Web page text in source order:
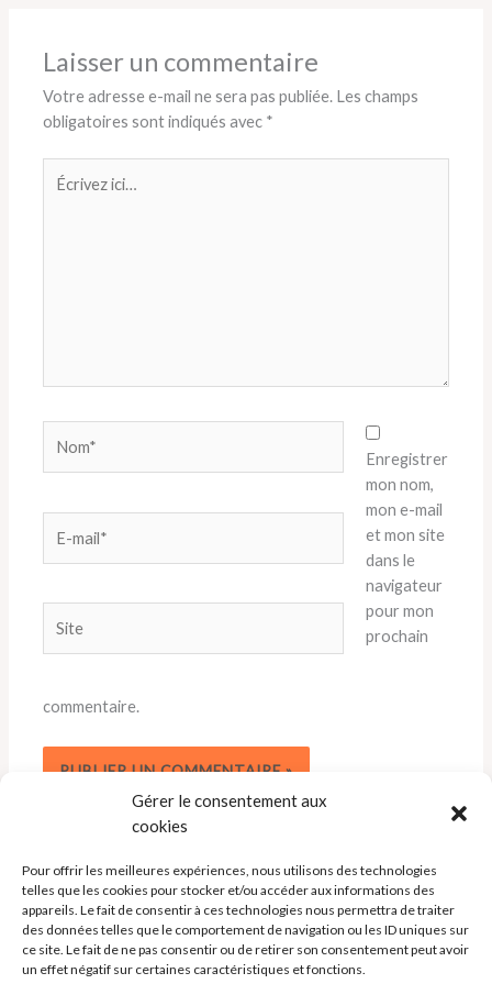
Gérer le consentement aux
cookies
Pour offrir les meilleures expériences, nous utilisons des technologies
telles que les cookies pour stocker et/ou accéder aux informations des
appareils. Le fait de consentir à ces technologies nous permettra de traiter
des données telles que le comportement de navigation ou les ID uniques sur
ce site. Le fait de ne pas consentir ou de retirer son consentement peut avoir
un effet négatif sur certaines caractéristiques et fonctions.
Laisser un commentaire
Votre adresse e-mail ne sera pas publiée. Les champs
obligatoires sont indiqués avec *
ici…
mail*
Enregistrer
mon nom,
mon e-mail
et mon site
dans le
navigateur
pour mon
prochain
commentaire.